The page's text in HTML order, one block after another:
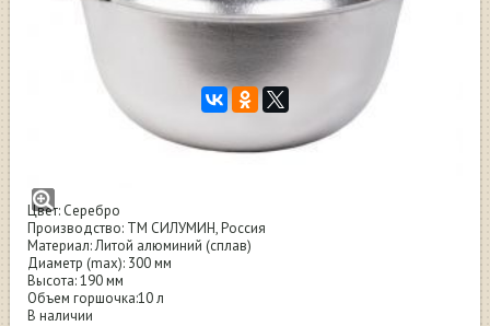
Казан походный(котелок) алюминиевый
Цвет: Серебро
Производство: ТМ СИЛУМИН, Россия
Материал: Литой алюминий (сплав)
Диаметр (maх): 300 мм
Высота: 190 мм
Объем горшочка:10 л
В наличии